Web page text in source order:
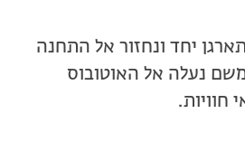
יחד ונחזור אל התחנה
נעלה אל האוטובוס
חוויות.